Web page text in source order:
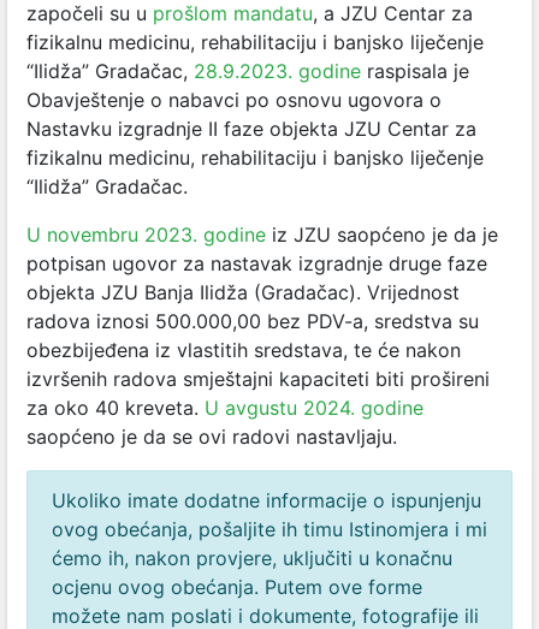
započeli su u prošlom mandatu, a JZU Centar za
fizikalnu medicinu, rehabilitaciju i banjsko liječenje
“Ilidža” Gradačac, 28.9.2023. godine raspisala je
Obavještenje o nabavci po osnovu ugovora o
Nastavku izgradnje II faze objekta JZU Centar za
fizikalnu medicinu, rehabilitaciju i banjsko liječenje
“Ilidža” Gradačac.
U novembru 2023. godine iz JZU saopćeno je da je
potpisan ugovor za nastavak izgradnje druge faze
objekta JZU Banja Ilidža (Gradačac). Vrijednost
radova iznosi 500.000,00 bez PDV-a, sredstva su
obezbijeđena iz vlastitih sredstava, te će nakon
izvršenih radova smještajni kapaciteti biti prošireni
za oko 40 kreveta. U avgustu 2024. godine
saopćeno je da se ovi radovi nastavljaju.
Ukoliko imate dodatne informacije o ispunjenju
ovog obećanja, pošaljite ih timu Istinomjera i mi
ćemo ih, nakon provjere, uključiti u konačnu
ocjenu ovog obećanja. Putem ove forme
možete nam poslati i dokumente, fotografije ili